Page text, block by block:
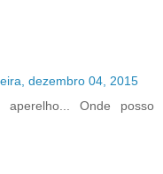
dezembro 04, 2015
Onde posso